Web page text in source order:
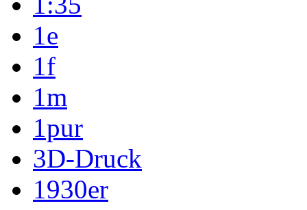
1e
1f
1m
1pur
3D-Druck
1930er